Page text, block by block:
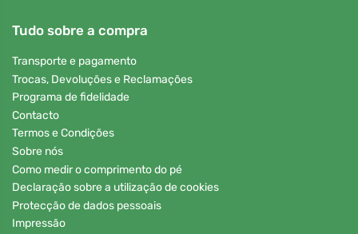
Tudo sobre a compra
Transporte e pagamento
Trocas, Devoluções e Reclamações
Programa de fidelidade
Contacto
Termos e Condições
Sobre nós
Como medir o comprimento do pé
Declaração sobre a utilização de cookies
Protecção de dados pessoais
Impressão